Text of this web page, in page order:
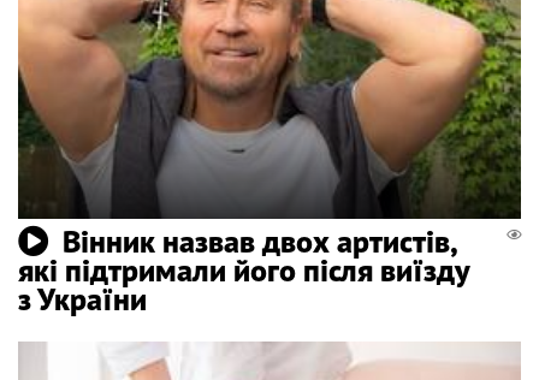
Вінник назвав двох артистів,
які підтримали його після виїзду
з України